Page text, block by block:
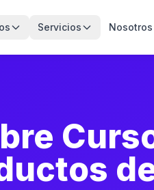
Servicios Nosotros